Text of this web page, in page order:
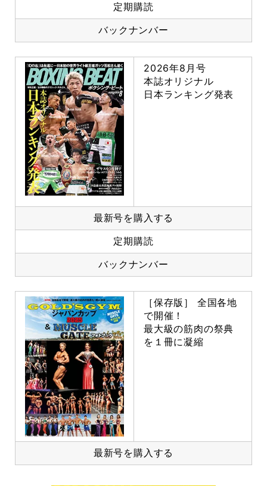
定期購読
バックナンバー
2026年8月号
本誌オリジナル
日本ランキング発表
最新号を購入する
定期購読
バックナンバー
［保存版］ 全国各地
で開催！
最大級の筋肉の祭典
を１冊に凝縮
最新号を購入する